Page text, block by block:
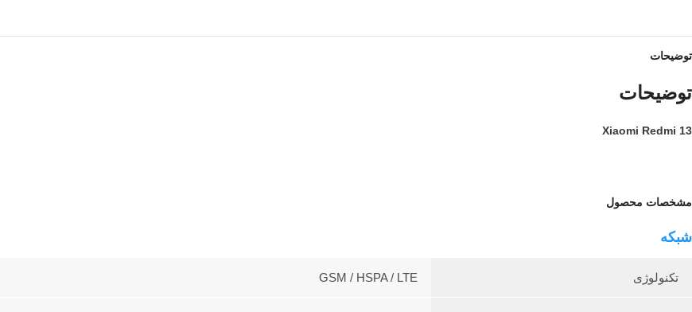
توضیحات
توضیحات
Xiaomi Redmi 13
مشخصات محصول
شبکه
تکنولوژی GSM / HSPA / LTE